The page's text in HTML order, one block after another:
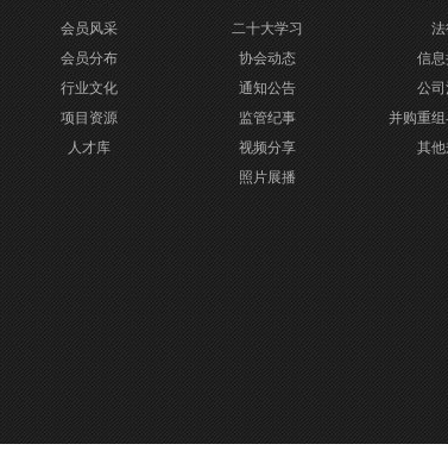
会员风采
会员分布
行业文化
项目资源
人才库
二十大学习
协会动态
通知公告
监管纪事
视频分享
照片展播
信
公司
并购重
其他